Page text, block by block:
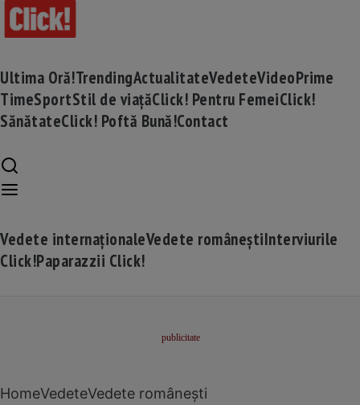
Ultima Oră!TrendingActualitateVedeteVideoPrime
TimeSportStil de viațăClick! Pentru FemeiClick!
SănătateClick! Poftă Bună!Contact
Vedete internaționaleVedete româneștiInterviurile
Click!Paparazzii Click!
HomeVedeteVedete românești